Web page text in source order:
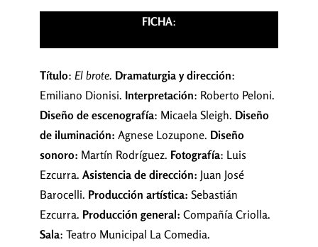
FICHA:
Título: El brote. Dramaturgia y dirección:
Emiliano Dionisi. Interpretación: Roberto Peloni.
Diseño de escenografía: Micaela Sleigh. Diseño
de iluminación: Agnese Lozupone. Diseño
sonoro: Martín Rodríguez. Fotografía: Luis
Ezcurra. Asistencia de dirección: Juan José
Barocelli. Producción artística: Sebastián
Ezcurra. Producción general: Compañía Criolla.
Sala: Teatro Municipal La Comedia.